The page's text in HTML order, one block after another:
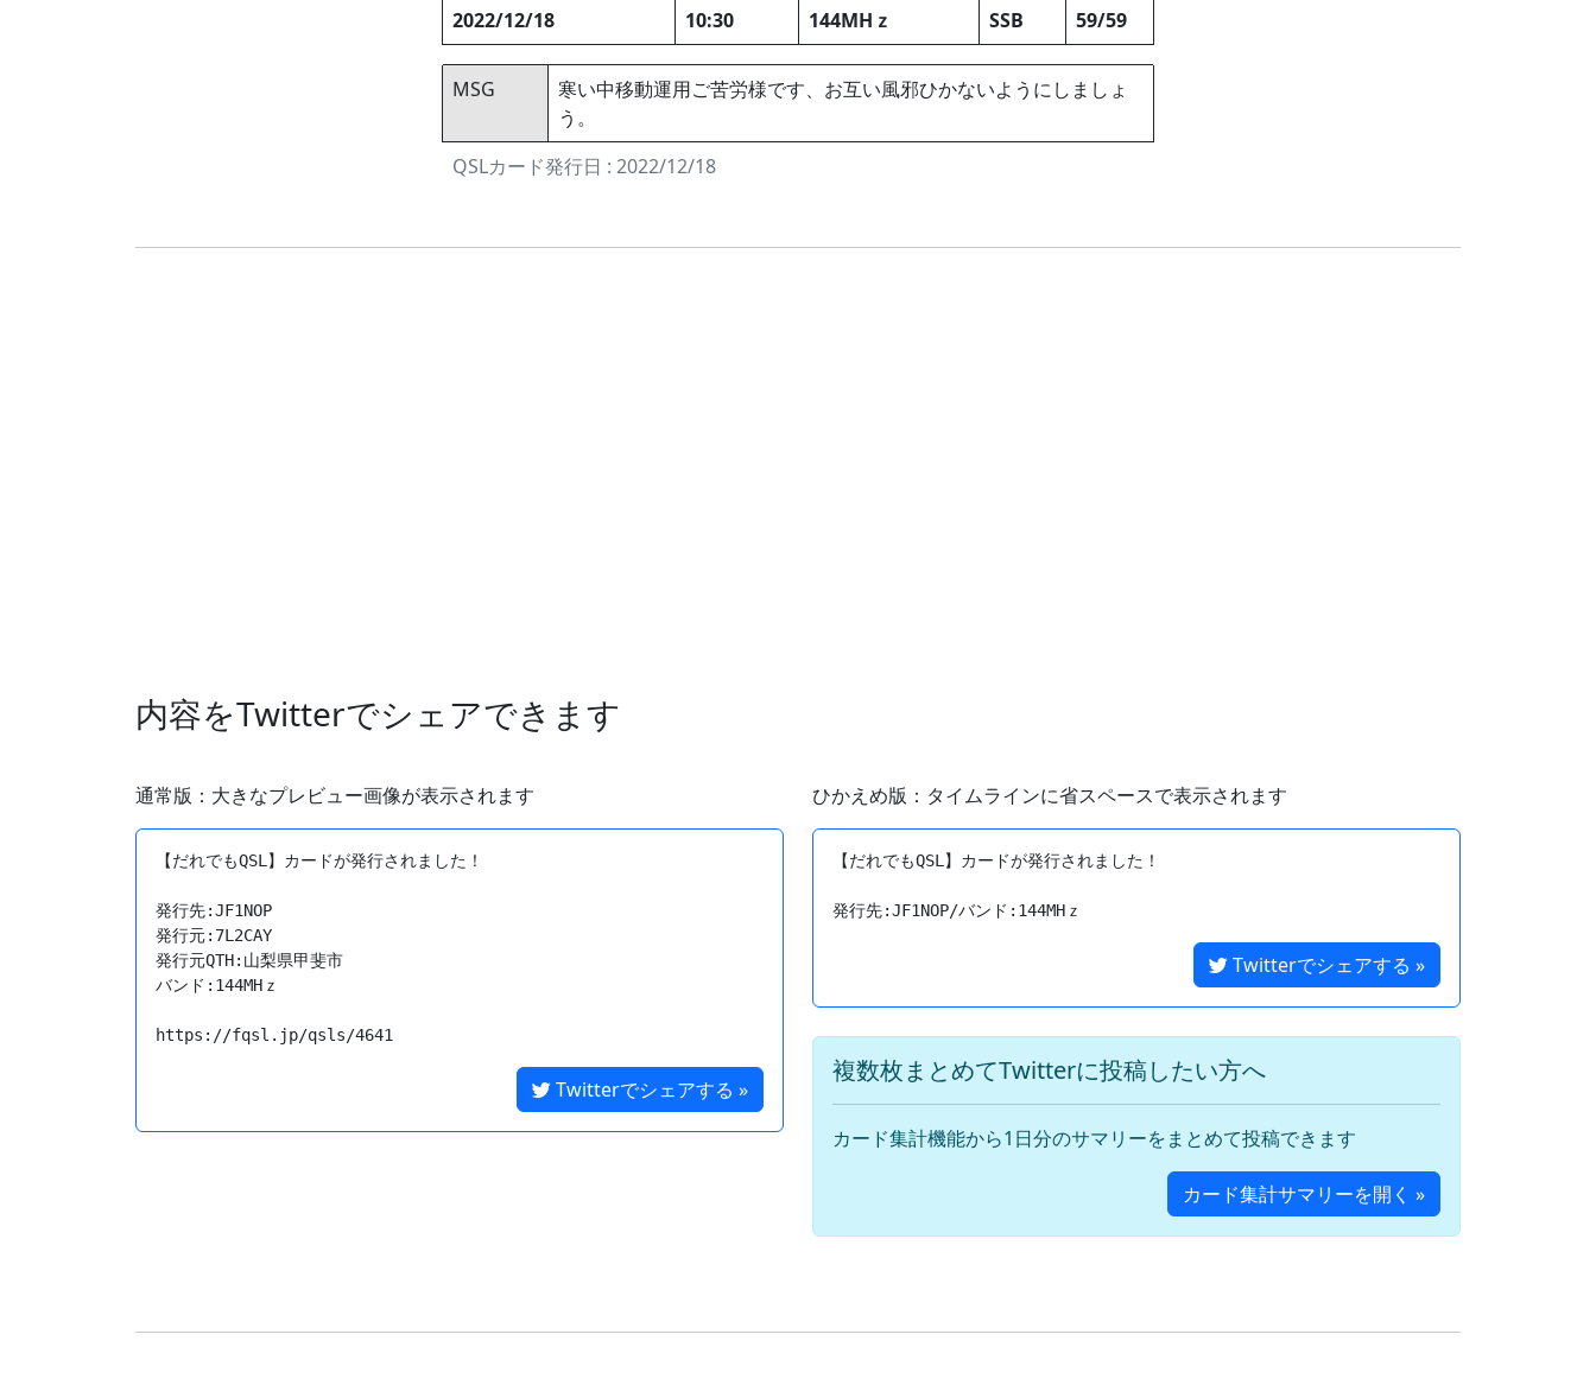
2022/12/18 10:30 144MHｚ SSB 59/59
MSG
寒い中移動運用ご苦労様です、お互い風邪ひかないようにしましょ
う。
QSLカード発行日 : 2022/12/18
内容をTwitterでシェアできます
通常版：大きなプレビュー画像が表示されます
【だれでもQSL】カードが発行されました！
発行先:JF1NOP
発行元:7L2CAY
発行元QTH:山梨県甲斐市
バンド:144MHｚ
https://fqsl.jp/qsls/4641
Twitterでシェアする »
ひかえめ版：タイムラインに省スペースで表示されます
【だれでもQSL】カードが発行されました！
Twitterでシェアする »
複数枚まとめてTwitterに投稿したい方へ
カード集計機能から1日分のサマリーをまとめて投稿できます
カード集計サマリーを開く »